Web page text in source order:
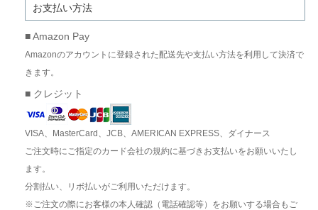
お支払い方法
■ Amazon Pay
Amazonのアカウントに登録された配送先や支払い方法を利用して決済で
きます。
■ クレジット
VISA、MasterCard、JCB、AMERICAN EXPRESS、ダイナース
ご注文時にご指定のカード会社の規約に基づきお支払いをお願いいたし
ます。
分割払い、リボ払いがご利用いただけます。
※ご注文の際にお客様の本人確認（電話確認等）をお願いする場合もご